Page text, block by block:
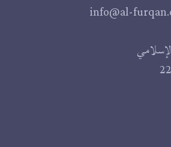
info@al-